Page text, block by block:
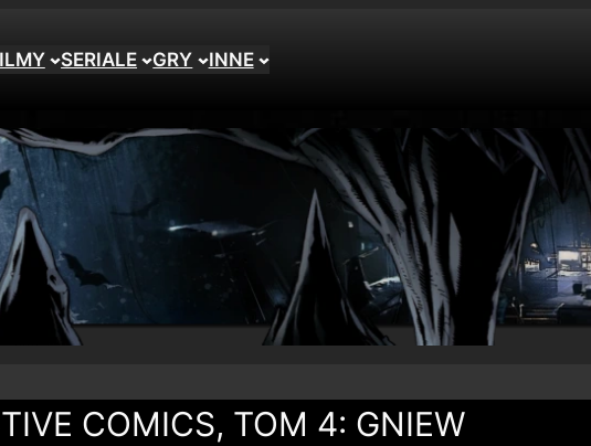
SERIALE GRY INNE
COMICS, TOM 4: GNIEW